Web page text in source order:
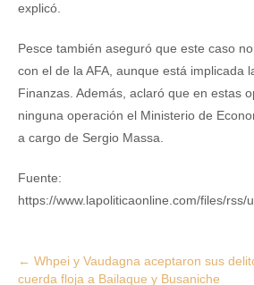
explicó.
Pesce también aseguró que este caso
con el de la AFA, aunque está implicada
Finanzas. Además, aclaró que en estas
ninguna operación el Ministerio de
a cargo de Sergio Massa.
Fuente:
https://www.lapoliticaonline.com/files/rss/
Post
← Whpei y Vaudagna aceptaron sus
cuerda floja a Bailaque y Busaniche